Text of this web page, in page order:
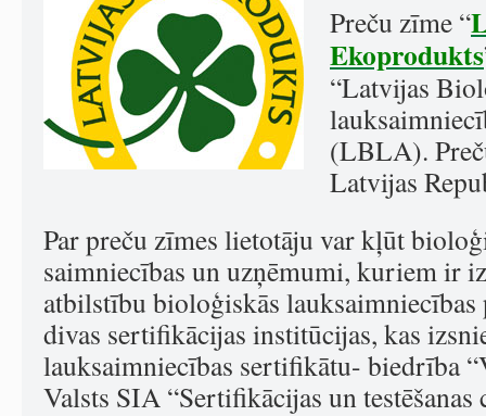
Preču zīme “
Ekoprodukts
“Latvijas
(LBLA).
Latvijas
Par preču zīmes lietotāju var kļūt
saimniecības un uzņēmumi, kuriem ir
atbilstību bioloģiskās
divas sertifikācijas institūcijas, kas
lauksaimniecības sertifikātu- biedrība
Valsts SIA “Sertifikācijas un testēšanas